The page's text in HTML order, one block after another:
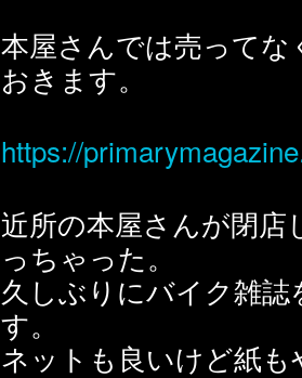
本屋さんでは売ってな
おきます。
https://
近所の本屋さんが閉
っちゃった。
久しぶりにバイク雑
す。
ネットも良いけど紙